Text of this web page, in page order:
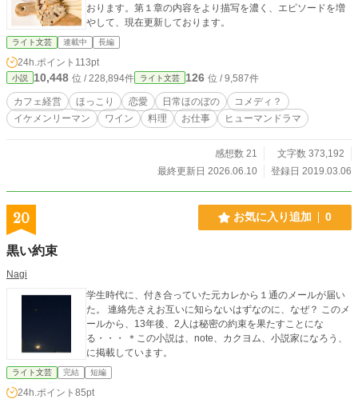
おります。第１章の内容をより描写を濃く、エピソードを増
やして、現在更新しております。
ライト文芸 連載中 長編
24h.ポイント 113pt
小説 10,448 位 / 228,894件 ライト文芸 126 位 / 9,587件
カフェ経営 ほっこり 恋愛 日常ほのぼの
コメディ？
イケメンリーマン
ワイン 料理 お仕事 ヒューマンドラマ
感想数 21
文字数 373,192
最終更新日 2026.06.10
登録日 2019.03.06
20 お気に入り追加 0
黒い約束
Nagi
学生時代に、付き合っていた元カレから１通のメールが届い
た。 連絡先さえお互いに知らないはずなのに、なぜ？ このメ
ールから、13年後、2人は秘密の約束を果たすことにな
る・・・ ＊この小説は、note、カクヨム、小説家になろう、
に掲載しています。
ライト文芸 完結 短編
24h.ポイント 85pt